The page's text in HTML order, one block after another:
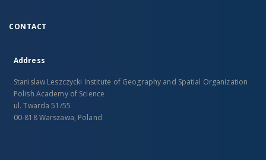
CONTACT
Address
Stanislaw Leszczycki Institute of Geography and Spatial Organization
Polish Academy of Science
ul. Twarda 51/55
00-818 Warszawa, Poland